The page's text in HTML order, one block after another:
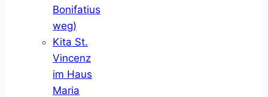
Bonifatius
weg)
Kita St.
Vincenz
im Haus
Maria